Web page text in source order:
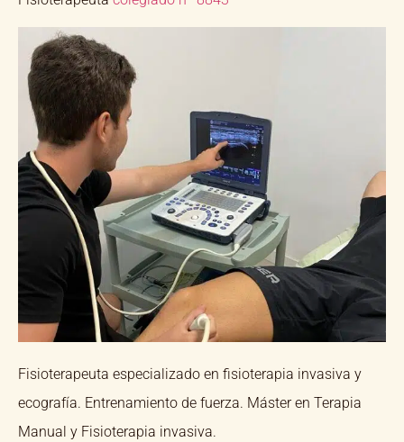
Fisioterapeuta especializado en fisioterapia invasiva y
ecografía. Entrenamiento de fuerza. Máster en Terapia
Manual y Fisioterapia invasiva.